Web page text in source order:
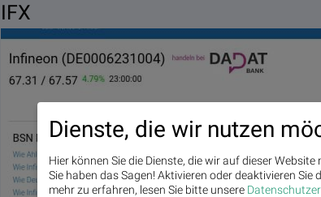
IFX
Dienste, die wir nutzen
Hier können Sie die Dienste, die wir auf dieser
Sie haben das Sagen! Aktivieren oder deaktivieren Sie
mehr zu erfahren, lesen Sie bitte unsere